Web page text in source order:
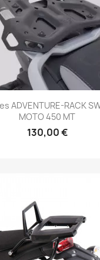
ADVENTURE-RACK
MOTO 450 MT
130,00 €